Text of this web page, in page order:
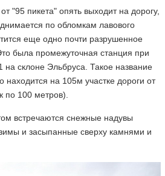
"95 пикета" опять выходит на дорогу,
по обломкам лавового
еще одно почти разрушенное
была промежуточная станция при
на склоне Эльбруса. Такое название
находится на 105м участке дороги от
по 100 метров).
встречаются снежные надувы
и засыпанные сверху камнями и